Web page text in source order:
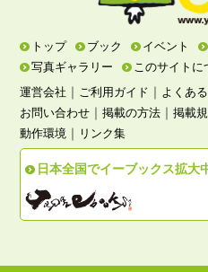
トップ ブック イベント
写真ギャラリー
このサイトに
運営会社 ｜ ご利用ガイド ｜ よくあ
お問い合わせ ｜掲載の方法 ｜掲載
動作環境 ｜ リンク集
日本全国でイーブックス拡大